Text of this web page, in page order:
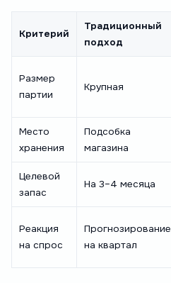
Критерий
Традиционный
подход
Размер
партии
Крупная
Место
хранения
Подсобка
магазина
Целевой
запас
На 3–4 месяца
Реакция
на спрос
Прогнозирование
на квартал